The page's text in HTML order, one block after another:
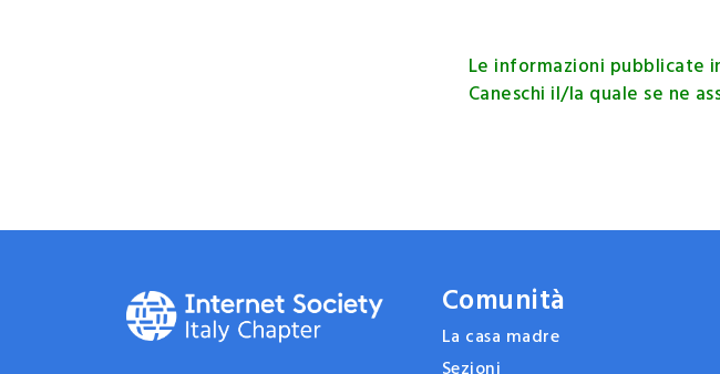
Le informazioni pubblicate
Caneschi il/la quale se ne
Comunità
La casa madre